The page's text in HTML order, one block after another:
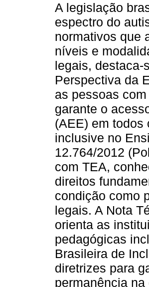
A legislação
espectro do
normativos que
níveis e
legais, destaca-
Perspectiva da
as pessoas
garante o
(AEE) em
inclusive no
12.764/2012
com TEA,
direitos
condição como
legais. A Nota
orienta as
pedagógicas
Brasileira de
diretrizes para
permanência